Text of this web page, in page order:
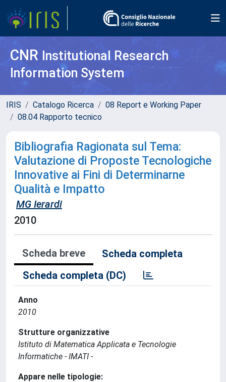
CNR Institutional Research
Information System
IRIS Catalogo Ricerca
08 Report e Working Paper
08.04 Rapporto tecnico
Bibliografia Ragionata sul Tema:
Valutazione di Proposte Tecnologiche
Innovative ai Fini di Determinarne
Qualità e Impatto
MG Ierardi
2010
Scheda breve
Scheda completa
Scheda completa (DC)
Anno
2010
Strutture organizzative
Istituto di Matematica Applicata e Tecnologie
Informatiche - IMATI -
Appare nelle tipologie: